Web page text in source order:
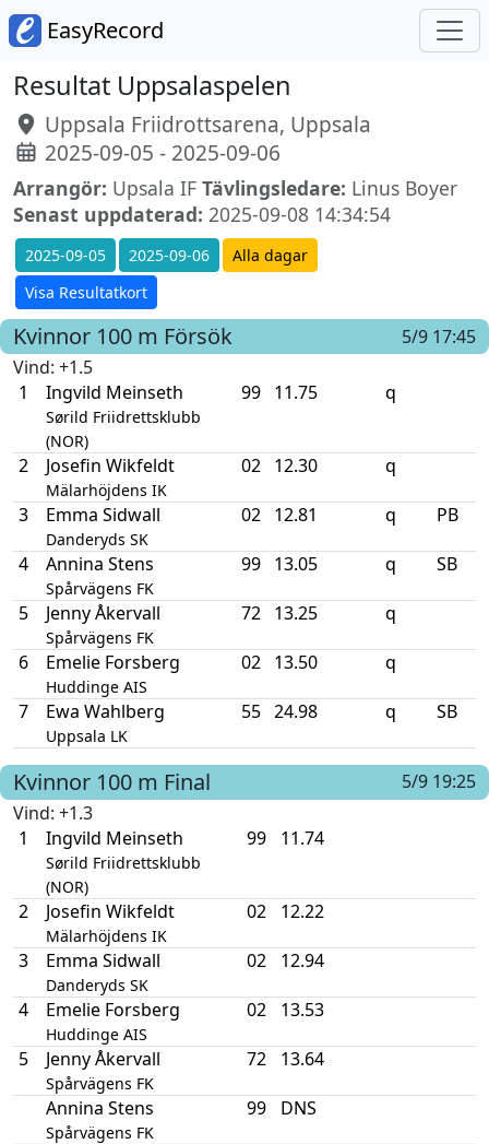
EasyRecord
Resultat Uppsalaspelen
Uppsala Friidrottsarena, Uppsala
2025-09-05 - 2025-09-06
Arrangör: Upsala IF Tävlingsledare: Linus Boyer
Senast uppdaterad: 2025-09-08 14:34:54
2025-09-05 2025-09-06
Alla dagar
Visa Resultatkort
Kvinnor 100 m Försök
5/9 17:45
Vind: +1.5
1
Ingvild Meinseth
Sørild Friidrettsklubb
(NOR)
99 11.75 q
2 Josefin Wikfeldt
Mälarhöjdens IK
02 12.30 q
3 Emma Sidwall
Danderyds SK
02 12.81 q PB
4 Annina Stens
Spårvägens FK
99 13.05 q SB
5 Jenny Åkervall
Spårvägens FK
72 13.25 q
6 Emelie Forsberg
Huddinge AIS
02 13.50 q
7 Ewa Wahlberg
Uppsala LK
55 24.98 q SB
Kvinnor 100 m Final
5/9 19:25
Vind: +1.3
1
Ingvild Meinseth
Sørild Friidrettsklubb
(NOR)
99 11.74
2 Josefin Wikfeldt
Mälarhöjdens IK
02 12.22
3 Emma Sidwall
Danderyds SK
02 12.94
4 Emelie Forsberg
Huddinge AIS
02 13.53
5 Jenny Åkervall
Spårvägens FK
72 13.64
Annina Stens
Spårvägens FK
99 DNS